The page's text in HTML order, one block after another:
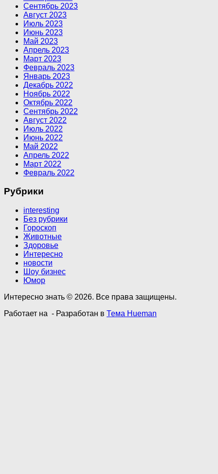
Сентябрь 2023
Август 2023
Июль 2023
Июнь 2023
Май 2023
Апрель 2023
Март 2023
Февраль 2023
Январь 2023
Декабрь 2022
Ноябрь 2022
Октябрь 2022
Сентябрь 2022
Август 2022
Июль 2022
Июнь 2022
Май 2022
Апрель 2022
Март 2022
Февраль 2022
Рубрики
interesting
Без рубрики
Гороскоп
Животные
Здоровье
Интересно
новости
Шоу бизнес
Юмор
Интересно знать © 2026. Все права защищены.
Работает на - Разработан в Тема Hueman